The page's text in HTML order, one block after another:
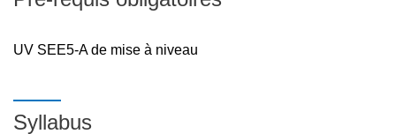
UV SEE5-A de mise à niveau
Syllabus